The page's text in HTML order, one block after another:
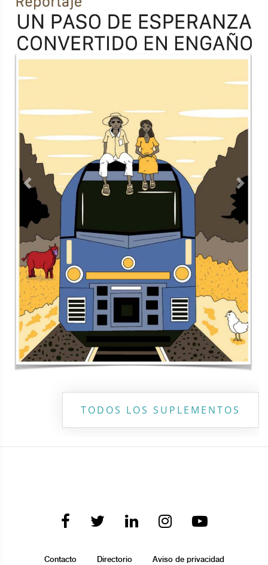
Previous
TODOS LOS SUPLEMENTOS
Contacto Directorio Aviso de privacidad
Copyright ©2026 Todos los derechos reservados | La Jornada
Maya